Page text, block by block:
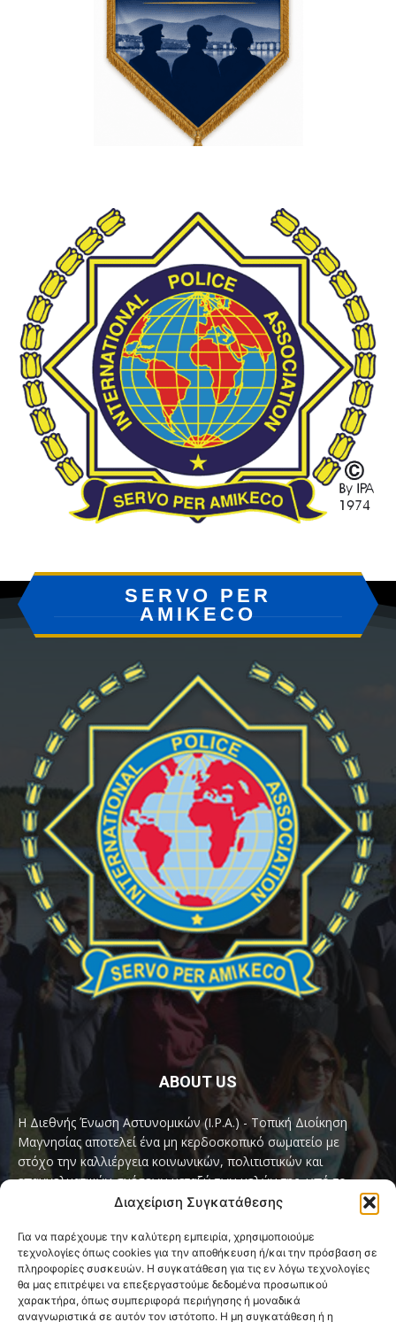
Διαχείριση Συγκατάθεσης
Για να παρέχουμε την καλύτερη εμπειρία, χρησιμοποιούμε
τεχνολογίες όπως cookies για την αποθήκευση ή/και την πρόσβαση σε
πληροφορίες συσκευών. Η συγκατάθεση για τις εν λόγω τεχνολογίες
θα μας επιτρέψει να επεξεργαστούμε δεδομένα προσωπικού
χαρακτήρα, όπως συμπεριφορά περιήγησης ή μοναδικά
αναγνωριστικά σε αυτόν τον ιστότοπο. Η μη συγκατάθεση ή η
SERVO PER
AMIKECO
ABOUT US
Η Διεθνής Ένωση Αστυνομικών (I.P.A.) - Τοπική Διοίκηση
Μαγνησίας αποτελεί ένα μη κερδοσκοπικό σωματείο με
στόχο την καλλιέργεια κοινωνικών, πολιτιστικών και
επαγγελματικών σχέσεων μεταξύ των μελών της, υπό το
παγκόσμιο σύνθημα «Servo per Amikeco» (Υπηρετώ δια της
Contact us:ipamagnesia@gmail.com